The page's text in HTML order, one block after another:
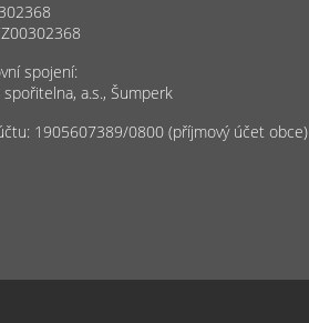
spojení:
spořitelna, a.s., Šumperk
1905607389/0800 (příjmový účet obce)